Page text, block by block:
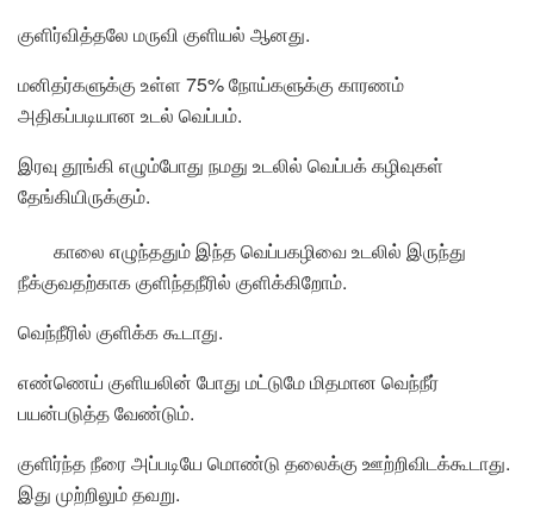
குளிர்வித்தலே மருவி குளியல் ஆனது.
மனிதர்களுக்கு உள்ள 75% நோய்களுக்கு காரணம்
அதிகப்படியான உடல் வெப்பம்.
இரவு தூங்கி எழும்போது நமது உடலில் வெப்பக் கழிவுகள்
தேங்கியிருக்கும்.
காலை எழுந்ததும் இந்த வெப்பகழிவை உடலில் இருந்து
நீக்குவதற்காக குளிந்தநீரில் குளிக்கிறோம்.
வெந்நீரில் குளிக்க கூடாது.
எண்ணெய் குளியலின் போது மட்டுமே மிதமான வெந்நீர்
பயன்படுத்த வேண்டும்.
குளிர்ந்த நீரை அப்படியே மொண்டு தலைக்கு ஊற்றிவிடக்கூடாது.
இது முற்றிலும் தவறு.